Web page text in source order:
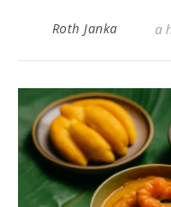
Roth Janka a